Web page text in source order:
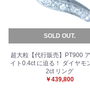
SOLD OUT.
超大粒【代行販売】PT900
イト0.4ct に迫る！ ダイヤモ
2ct リング
￥439,800